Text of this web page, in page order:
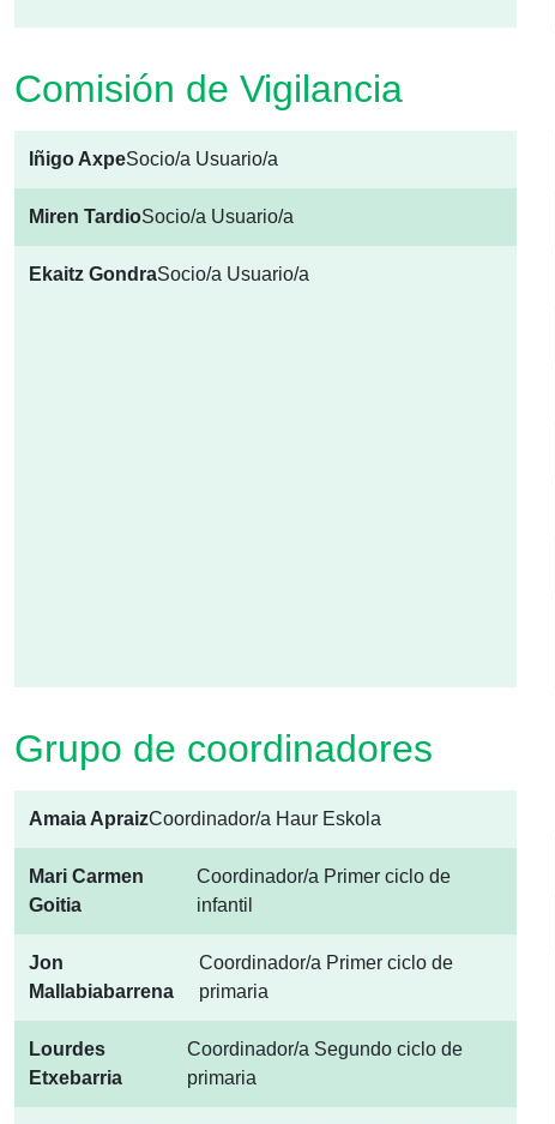
Comisión de Vigilancia
Iñigo AxpeSocio/a Usuario/a
Miren TardioSocio/a Usuario/a
Ekaitz GondraSocio/a Usuario/a
Grupo de coordinadores
Amaia ApraizCoordinador/a Haur Eskola
Mari Carmen
Goitia
Coordinador/a Primer ciclo de
infantil
Jon
Mallabiabarrena
Coordinador/a Primer ciclo de
primaria
Lourdes
Etxebarria
Coordinador/a Segundo ciclo de
primaria